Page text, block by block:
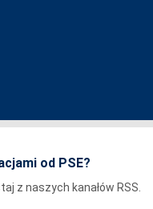
od PSE?
z naszych kanałów RSS.